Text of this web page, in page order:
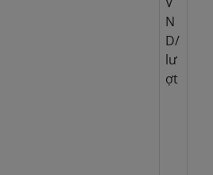
N
D/
lư
ợt